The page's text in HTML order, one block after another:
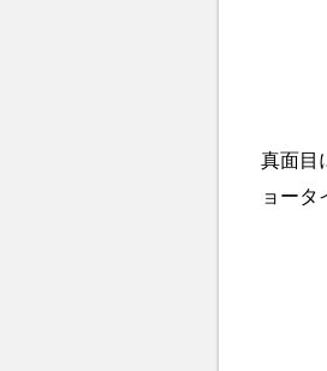
真面目
ョータ